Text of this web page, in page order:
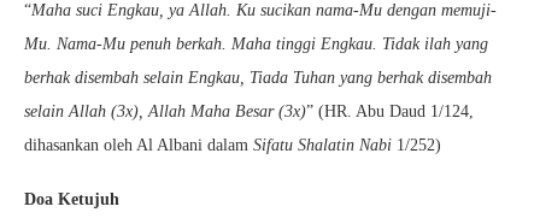
“Maha suci Engkau, ya Allah. Ku sucikan nama-Mu dengan memuji-
Mu. Nama-Mu penuh berkah. Maha tinggi Engkau. Tidak ilah yang
berhak disembah selain Engkau, Tiada Tuhan yang berhak disembah
selain Allah (3x), Allah Maha Besar (3x)” (HR. Abu Daud 1/124,
dihasankan oleh Al Albani dalam Sifatu Shalatin Nabi 1/252)
Doa Ketujuh